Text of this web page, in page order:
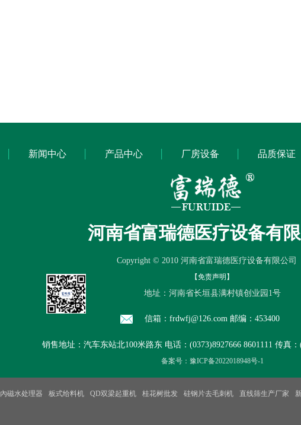
新闻中心 产品中心 厂房设备
厂房设备
品质保证
河南省富瑞德医疗设备有
Copyright © 2010 河南省富瑞德医疗设备有限公
【免责声明】
地址：河南省长垣县满村镇创业园1号
信箱：frdwfj@126.com 邮编：453400
销售地址：汽车东站北100米路东 电话：(0373)8927666 8601111 传真：
备案号：豫ICP备2022018948号-1
內磁水处理器 板式给料机 QD双梁起重机 桂花树批发 硅钢片去毛刺机 直线筛生产厂家